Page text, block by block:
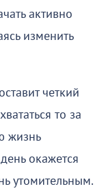
активно
изменить
четкий
то за
жизнь
окажется
утомительным.